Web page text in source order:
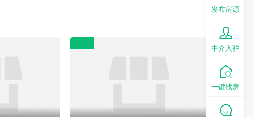
发布房源
中介入驻
一键找房